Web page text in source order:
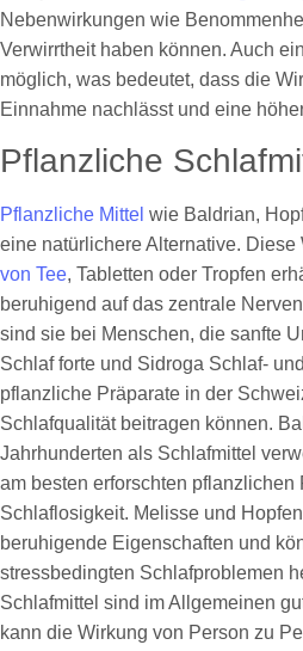
Nebenwirkungen wie
Verwirrtheit haben können. Auch
möglich, was bedeutet, dass die
Einnahme nachlässt und eine
Pflanzliche
Pflanzliche Mittel wie Baldrian,
eine natürlichere Alternative. Diese
von Tee, Tabletten oder Tropfen
beruhigend auf das zentrale
sind sie bei Menschen, die sanfte
Schlaf forte und Sidroga Schlaf-
pflanzliche Präparate in der
Schlafqualität beitragen können.
Jahrhunderten als Schlafmittel
am besten erforschten pflanzlichen
Schlaflosigkeit. Melisse und
beruhigende Eigenschaften und
stressbedingten Schlafproblemen
Schlafmittel sind im Allgemeinen
kann die Wirkung von Person zu